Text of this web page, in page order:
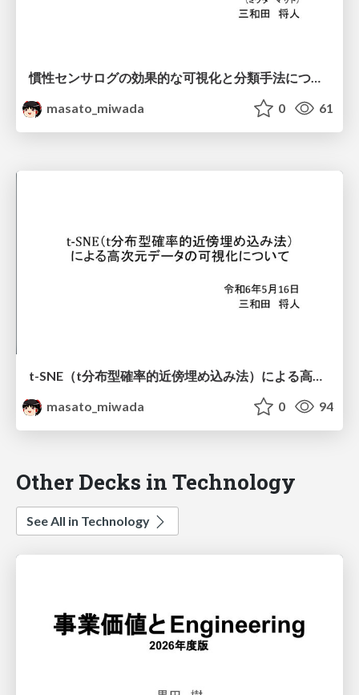
慣性センサログの効果的な可視化と分類手法について
masato_miwada
0 61
t-SNE（t分布型確率的近傍埋め込み法）による高次元データの可視化について
masato_miwada
0 94
Other Decks in Technology
See All in Technology